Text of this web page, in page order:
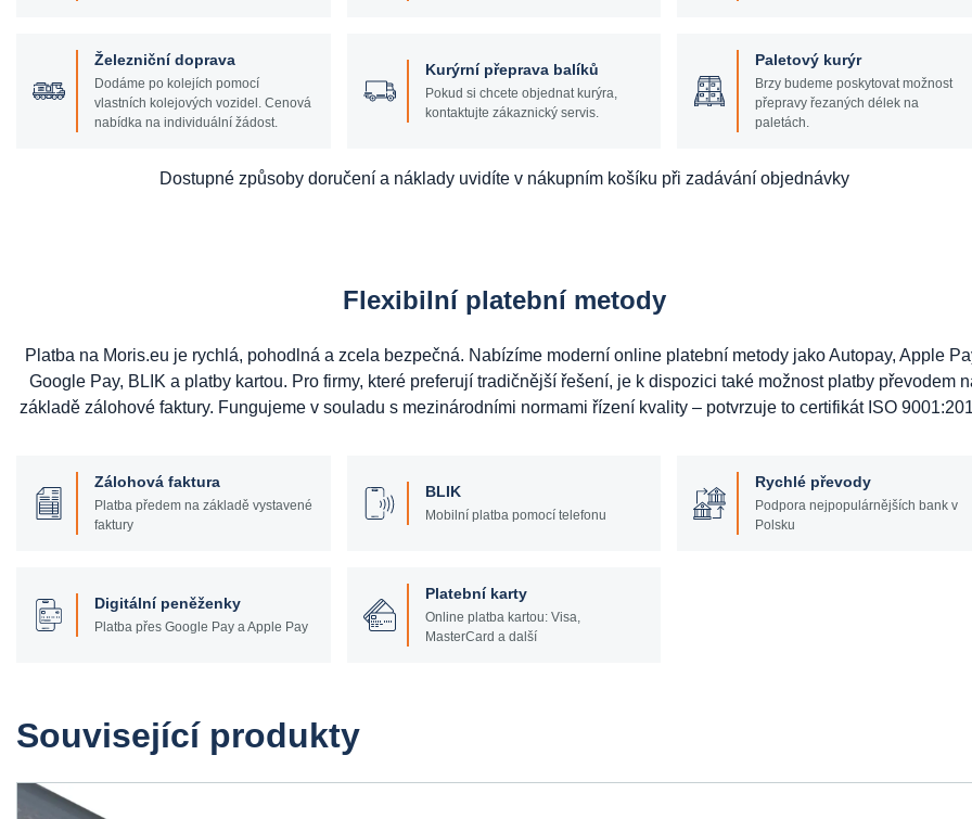
Železniční doprava
Dodáme po kolejích pomocí
vlastních kolejových vozidel. Cenová
nabídka na individuální žádost.
Kurýrní přeprava balíků
Pokud si chcete objednat kurýra,
kontaktujte zákaznický servis.
Paletový kurýr
Brzy budeme poskytovat možnost
přepravy řezaných délek na
paletách.
Dostupné způsoby doručení a náklady uvidíte v nákupním košíku při zadávání objednávky
Flexibilní platební metody
Platba na Moris.eu je rychlá, pohodlná a zcela bezpečná. Nabízíme moderní online platební metody jako Autopay, Apple
Google Pay, BLIK a platby kartou. Pro firmy, které preferují tradičnější řešení, je k dispozici také možnost platby převodem
základě zálohové faktury. Fungujeme v souladu s mezinárodními normami řízení kvality – potvrzuje to certifikát ISO
Zálohová faktura
Platba předem na základě vystavené
faktury
BLIK
Mobilní platba pomocí telefonu
Rychlé převody
Podpora nejpopulárnějších bank v
Polsku
Digitální peněženky
Platba přes Google Pay a Apple Pay
Platební karty
Online platba kartou: Visa,
MasterCard a další
Související produkty